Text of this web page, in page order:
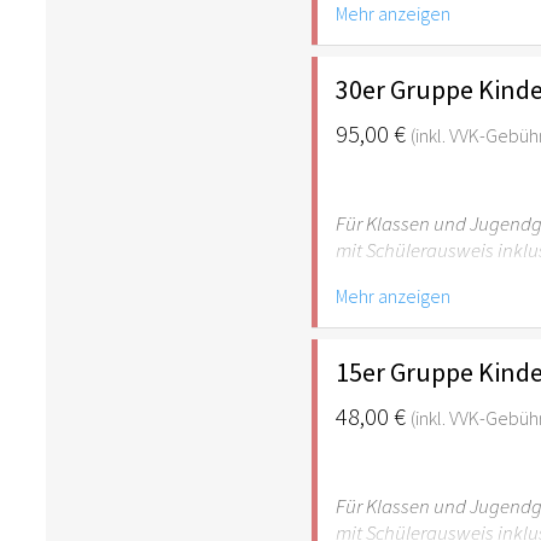
empfehlenswert.
Mehr anzeigen
30er Gruppe
95,00 € (inkl. VVK-
Für Klassen und
mit Schülerausweis
Hinweis: Für Kinder
empfehlenswert.
Mehr anzeigen
15er Gruppe
48,00 € (inkl. VVK-
Für Klassen und
mit Schülerausweis